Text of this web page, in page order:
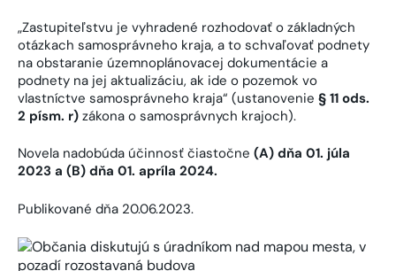
„Zastupiteľstvu je vyhradené rozhodovať o základných
otázkach samosprávneho kraja, a to schvaľovať podnety
na obstaranie územnoplánovacej dokumentácie a
podnety na jej aktualizáciu, ak ide o pozemok vo
vlastníctve samosprávneho kraja“ (ustanovenie § 11 ods.
2 písm. r) zákona o samosprávnych krajoch).
Novela nadobúda účinnosť čiastočne (A) dňa 01. júla
2023 a (B) dňa 01. apríla 2024.
Publikované dňa 20.06.2023.